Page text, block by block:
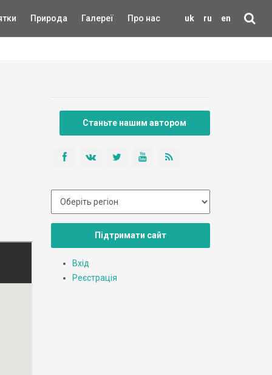
uk ru en
Природа Галереї Про нас
Станьте нашим автором
Підтримати сайт
Вхід
Реєстрація